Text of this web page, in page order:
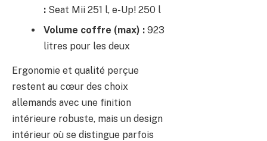
: Seat Mii 251 l, e-Up! 250 l
Volume coffre (max) : 923
litres pour les deux
Ergonomie et qualité perçue
restent au cœur des choix
allemands avec une finition
intérieure robuste, mais un design
intérieur où se distingue parfois